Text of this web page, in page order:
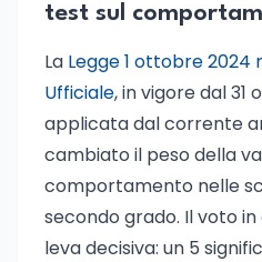
test sul
La Legge 1 ottobre 2024
Ufficiale, in vigore dal 31
applicata dal corrente
cambiato il peso della
comportamento nelle
secondo grado. Il voto
leva decisiva: un 5